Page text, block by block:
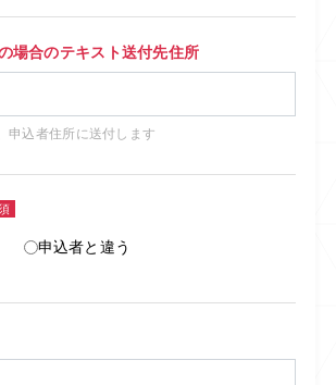
場合のテキスト送付先住所
申込者住所に送付します
申込者と違う